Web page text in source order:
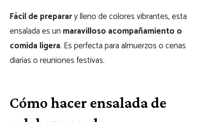
Fácil de preparary lleno de colores vibrantes, esta
ensalada es un maravilloso acompañamiento o
comida ligera. Es perfecta para almuerzos o cenas
diarias o reuniones festivas.
Cómo hacer ensalada de